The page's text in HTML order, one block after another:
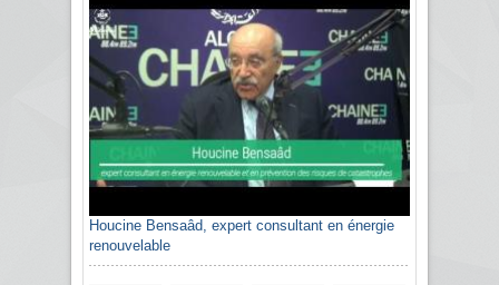
Houcine Bensaâd, expert consultant en énergie
renouvelable